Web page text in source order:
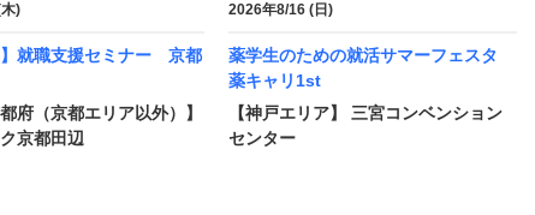
)
】就職支援セミナー 京都
府（京都エリア以外）】
京都田辺
2026年8/16 (日)
薬学生のための就活サマーフェスタ
薬キャリ1st
【神戸エリア】 三宮コンベンション
センター